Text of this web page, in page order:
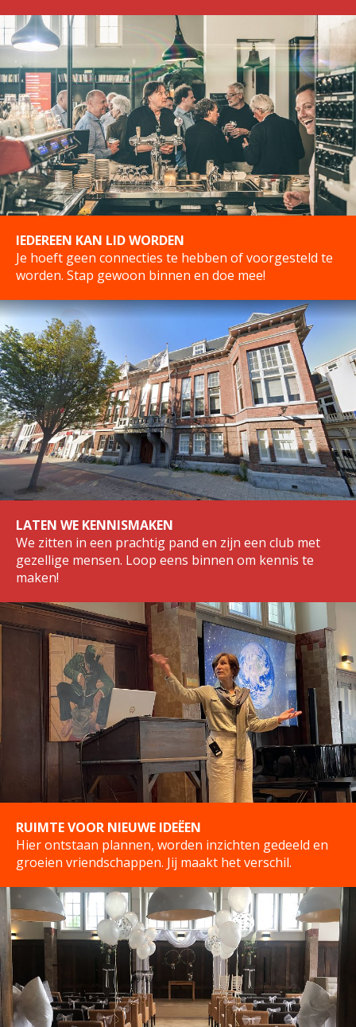
IEDEREEN KAN LID WORDEN
Je hoeft geen connecties te hebben of voorgesteld te
worden. Stap gewoon binnen en doe mee!
LATEN WE KENNISMAKEN
We zitten in een prachtig pand en zijn een club met
gezellige mensen. Loop eens binnen om kennis te
maken!
RUIMTE VOOR NIEUWE IDEËEN
Hier ontstaan plannen, worden inzichten gedeeld en
groeien vriendschappen. Jij maakt het verschil.